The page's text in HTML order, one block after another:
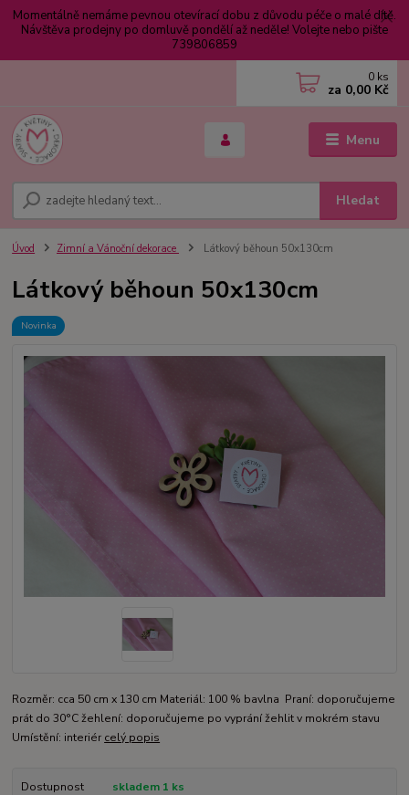
Momentálně nemáme pevnou otevírací dobu z důvodu péče o malé dítě.
Návštěva prodejny po domluvě pondělí až neděle! Volejte nebo pište
739806859
Menu
Hledat
0 ks
za 0,00 Kč
Úvod Zimní a Vánoční dekorace Látkový běhoun 50x130cm
Látkový běhoun 50x130cm
Novinka
Rozměr: cca 50 cm x 130 cm Materiál: 100 % bavlna Praní: doporučujeme
prát do 30°C žehlení: doporučujeme po vyprání žehlit v mokrém stavu
Umístění: interiér celý popis
Dostupnost skladem 1 ks